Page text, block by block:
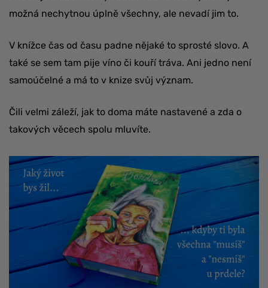
možná nechytnou úplně všechny, ale nevadí jim to.
V knížce čas od času padne nějaké to sprosté slovo. A
také se sem tam pije víno či kouří tráva. Ani jedno není
samoúčelné a má to v knize svůj význam.
Čili velmi záleží, jak to doma máte nastavené a zda o
takových věcech spolu mluvíte.